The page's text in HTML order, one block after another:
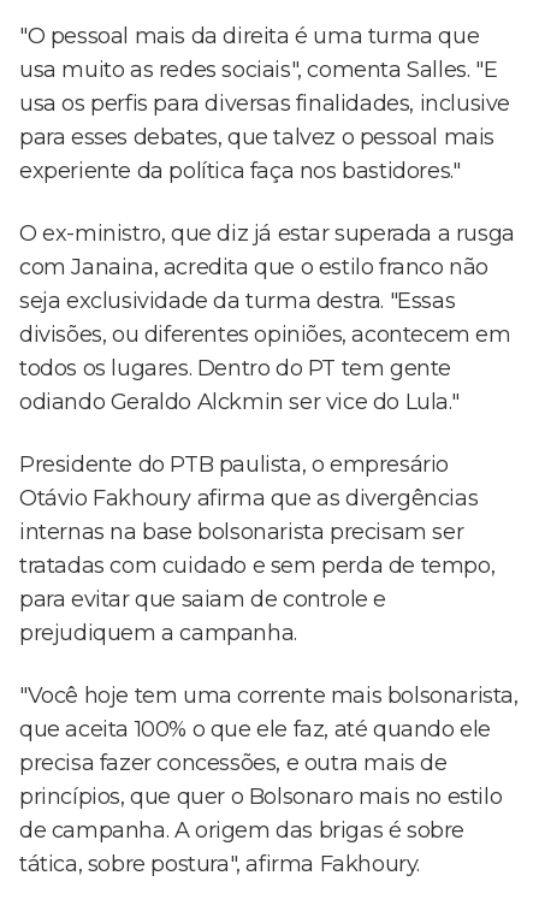
"O pessoal mais da direita é uma turma que
usa muito as redes sociais", comenta Salles. "E
usa os perfis para diversas finalidades, inclusive
para esses debates, que talvez o pessoal mais
experiente da política faça nos bastidores."
O ex-ministro, que diz já estar superada a rusga
com Janaina, acredita que o estilo franco não
seja exclusividade da turma destra. "Essas
divisões, ou diferentes opiniões, acontecem em
todos os lugares. Dentro do PT tem gente
odiando Geraldo Alckmin ser vice do Lula."
Presidente do PTB paulista, o empresário
Otávio Fakhoury afirma que as divergências
internas na base bolsonarista precisam ser
tratadas com cuidado e sem perda de tempo,
para evitar que saiam de controle e
prejudiquem a campanha.
"Você hoje tem uma corrente mais bolsonarista,
que aceita 100% o que ele faz, até quando ele
precisa fazer concessões, e outra mais de
princípios, que quer o Bolsonaro mais no estilo
de campanha. A origem das brigas é sobre
tática, sobre postura", afirma Fakhoury.